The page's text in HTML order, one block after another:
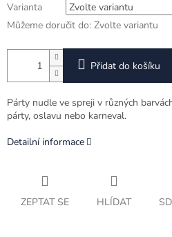
Varianta
Můžeme doručit do: Zvolte variantu
Přidat do košíku
Párty nudle ve spreji v různých
párty, oslavu nebo karneval.
Detailní informace
ZEPTAT SE HLÍDAT